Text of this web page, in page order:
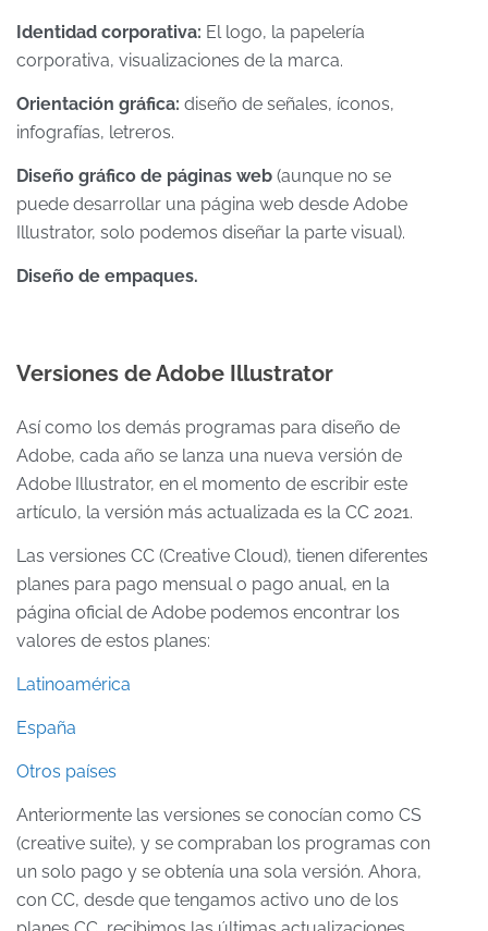
Identidad corporativa: El logo, la papelería
corporativa, visualizaciones de la marca.
Orientación gráfica: diseño de señales, íconos,
infografías, letreros.
Diseño gráfico de páginas web (aunque no se
puede desarrollar una página web desde Adobe
Illustrator, solo podemos diseñar la parte visual).
Diseño de empaques.
Versiones de Adobe Illustrator
Así como los demás programas para diseño de
Adobe, cada año se lanza una nueva versión de
Adobe Illustrator, en el momento de escribir este
artículo, la versión más actualizada es la CC 2021.
Las versiones CC (Creative Cloud), tienen diferentes
planes para pago mensual o pago anual, en la
página oficial de Adobe podemos encontrar los
valores de estos planes:
Latinoamérica
España
Otros países
Anteriormente las versiones se conocían como CS
(creative suite), y se compraban los programas con
un solo pago y se obtenía una sola versión. Ahora,
con CC, desde que tengamos activo uno de los